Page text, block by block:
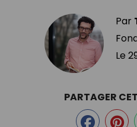
Par
Le
PARTAGER